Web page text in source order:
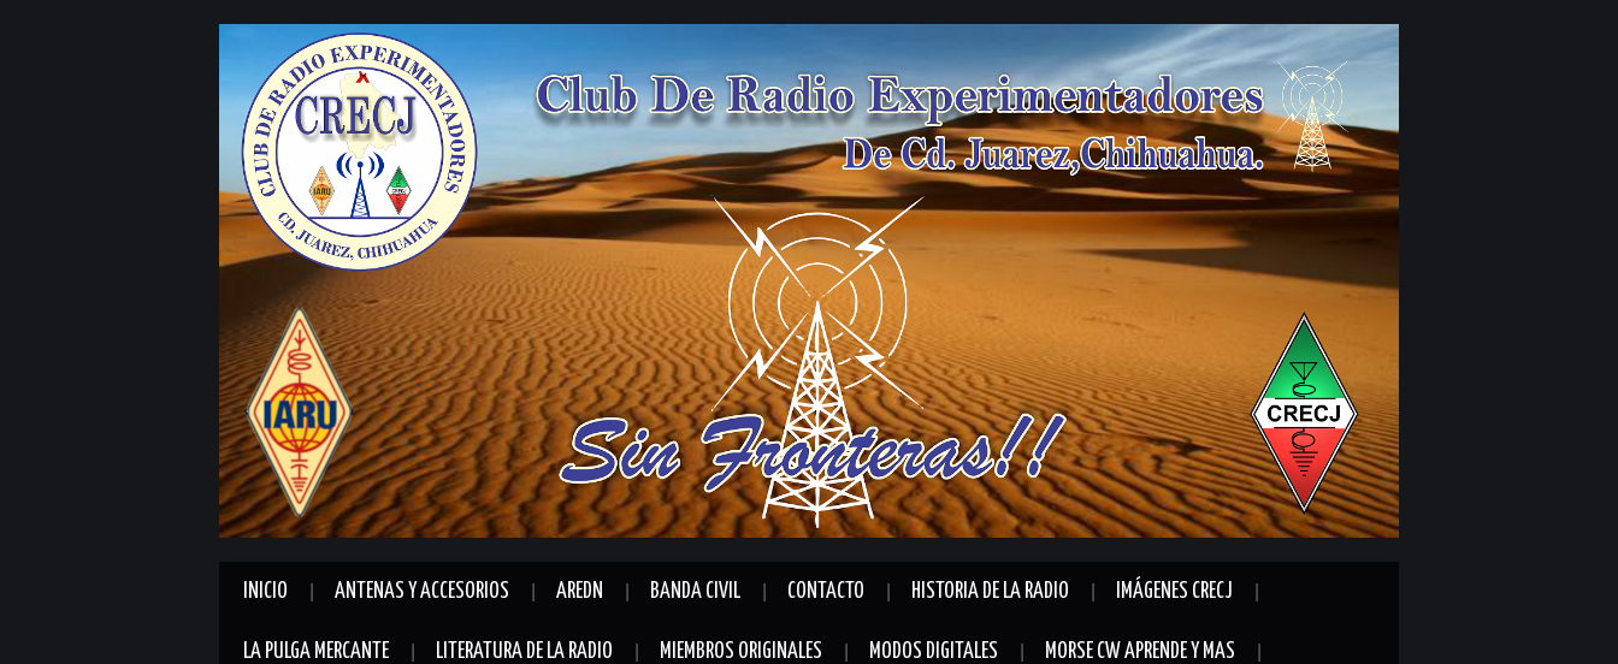
INICIO ANTENAS Y ACCESORIOS AREDN BANDA CIVIL CONTACTO HISTORIA DE LA RADIO IMÁGENES CRECJ
LA PULGA MERCANTE LITERATURA DE LA RADIO MIEMBROS ORIGINALES MODOS DIGITALES MORSE CW APRENDE Y MAS